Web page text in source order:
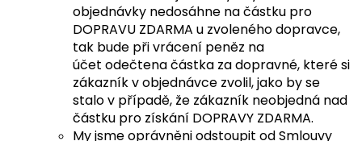
objednávky nedosáhne na částku pro
DOPRAVU ZDARMA u zvoleného dopravce,
tak bude při vrácení peněz na
účet odečtena částka za dopravné, které si
zákazník v objednávce zvolil, jako by se
stalo v případě, že zákazník neobjedná nad
částku pro získání DOPRAVY ZDARMA.
My jsme oprávněni odstoupit od Smlouvy